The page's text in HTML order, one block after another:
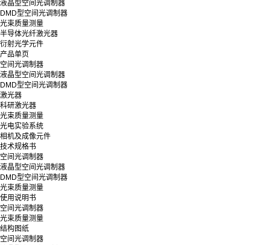
液晶型空间光调制器
DMD型空间光调制器
光束质量测量
半导体光纤激光器
衍射光学元件
产品单页
空间光调制器
液晶型空间光调制器
DMD型空间光调制器
激光器
科研激光器
光束质量测量
光电实验系统
相机及成像元件
技术规格书
空间光调制器
液晶型空间光调制器
DMD型空间光调制器
光束质量测量
使用说明书
空间光调制器
光束质量测量
结构图纸
空间光调制器